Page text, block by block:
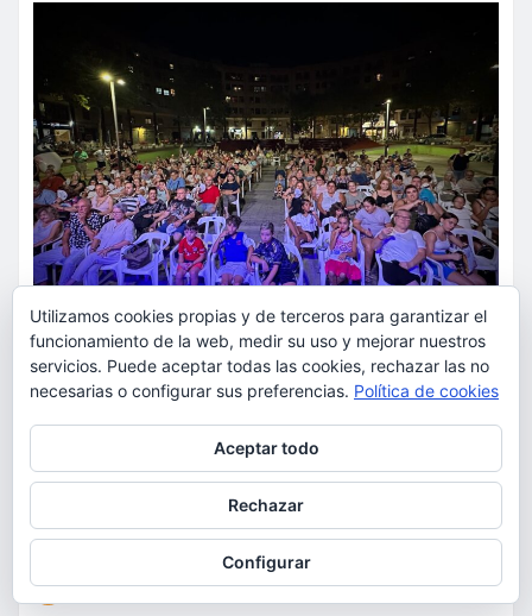
ACTUALIDAD CULTURA FIESTAS OCIO
Tributos, copla, magia y tres
sesiones de cine marcará el
segundo fin de semana de ‘A la
Lluna de Torrent’
torrent al dia Ago 6, 2026
Utilizamos cookies propias y de terceros para garantizar el
funcionamiento de la web, medir su uso y mejorar nuestros
servicios. Puede aceptar todas las cookies, rechazar las no
necesarias o configurar sus preferencias. Política de cookies
Aceptar todo
Rechazar
Configurar
Para obtener más información, incluido cómo gestionar las cookies,